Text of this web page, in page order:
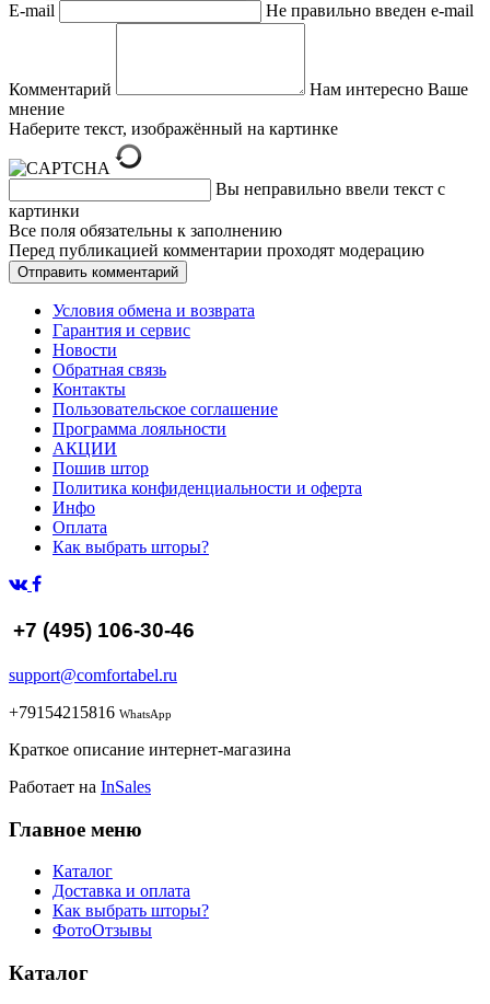
E-mail
Не правильно введен e-mail
Комментарий
Нам интересно Ваше
мнение
Наберите текст, изображённый на картинке
Вы неправильно ввели текст с
картинки
Все поля обязательны к заполнению
Перед публикацией комментарии проходят модерацию
Условия обмена и возврата
Гарантия и сервис
Новости
Обратная связь
Контакты
Пользовательское соглашение
Программа лояльности
АКЦИИ
Пошив штор
Политика конфиденциальности и оферта
Инфо
Оплата
Как выбрать шторы?
+7 (495) 106-30-46
support@comfortabel.ru
+79154215816 WhatsApp
Краткое описание интернет-магазина
Работает на InSales
Главное меню
Каталог
Доставка и оплата
Как выбрать шторы?
ФотоОтзывы
Каталог